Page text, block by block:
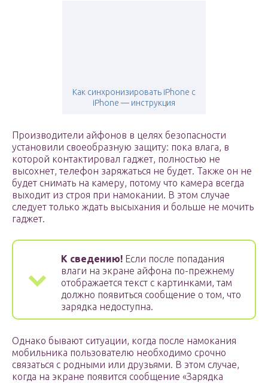
Как синхронизировать iPhone с
iPhone — инструкция
Производители айфонов в целях безопасности
установили своеобразную защиту: пока влага, в
которой контактировал гаджет, полностью не
высохнет, телефон заряжаться не будет. Также он не
будет снимать на камеру, потому что камера всегда
выходит из строя при намокании. В этом случае
следует только ждать высыхания и больше не мочить
гаджет.
К сведению! Если после попадания
влаги на экране айфона по-прежнему
отображается текст с картинками, там
должно появиться сообщение о том, что
зарядка недоступна.
Однако бывают ситуации, когда после намокания
мобильника пользователю необходимо срочно
связаться с родными или друзьями. В этом случае,
когда на экране появится сообщение «Зарядка